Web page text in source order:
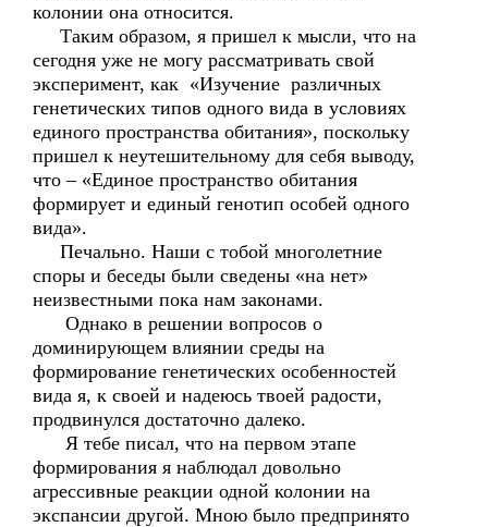
колонии она относится.
Таким образом, я пришел к мысли, что на
сегодня уже не могу рассматривать свой
эксперимент, как «Изучение различных
генетических типов одного вида в условиях
единого пространства обитания», поскольку
пришел к неутешительному для себя выводу,
что – «Единое пространство обитания
формирует и единый генотип особей одного
вида».
Печально. Наши с тобой многолетние
споры и беседы были сведены «на нет»
неизвестными пока нам законами.
Однако в решении вопросов о
доминирующем влиянии среды на
формирование генетических особенностей
вида я, к своей и надеюсь твоей радости,
продвинулся достаточно далеко.
Я тебе писал, что на первом этапе
формирования я наблюдал довольно
агрессивные реакции одной колонии на
экспансии другой. Мною было предпринято